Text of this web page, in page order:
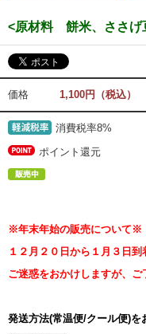
<原材料 餅米、ささげ
価格 1,100円（税込）
消費税率8%
ポイント還元
※年末年始の販売について※
１２月２０日から１月３日到
ご迷惑をおかけしますが、ご
発送方法(常温便/クール便)を